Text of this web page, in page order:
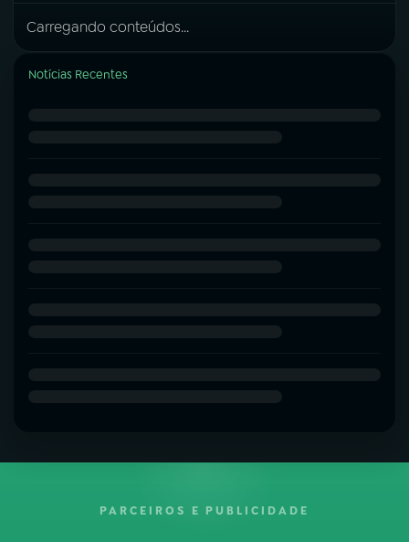
Carregando conteúdos...
Notícias Recentes
PARCEIROS E PUBLICIDADE